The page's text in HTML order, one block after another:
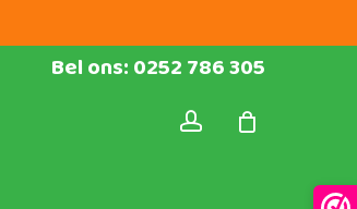
Bel ons: 0252 786 305